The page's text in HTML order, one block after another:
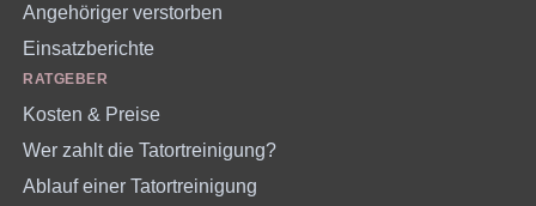
Angehöriger verstorben
Einsatzberichte
RATGEBER
Kosten & Preise
Wer zahlt die Tatortreinigung?
Ablauf einer Tatortreinigung